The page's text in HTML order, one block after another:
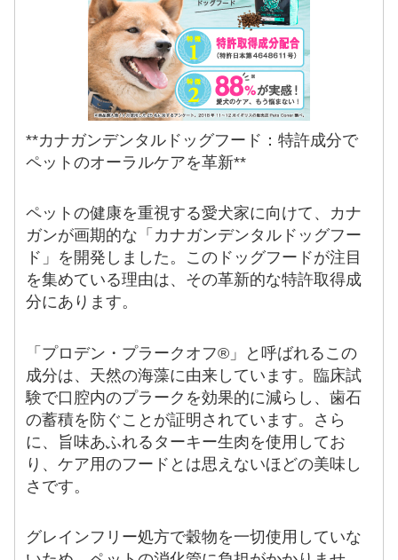
**カナガンデンタルドッグフード：特許成分で
ペットのオーラルケアを革新**
ペットの健康を重視する愛犬家に向けて、カナ
ガンが画期的な「カナガンデンタルドッグフー
ド」を開発しました。このドッグフードが注目
を集めている理由は、その革新的な特許取得成
分にあります。
「プロデン・プラークオフ®」と呼ばれるこの
成分は、天然の海藻に由来しています。臨床試
験で口腔内のプラークを効果的に減らし、歯石
の蓄積を防ぐことが証明されています。さら
に、旨味あふれるターキー生肉を使用してお
り、ケア用のフードとは思えないほどの美味し
さです。
グレインフリー処方で穀物を一切使用していな